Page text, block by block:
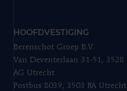
HOOFDVESTIGING
Berenschot Groep B.V.
Van Deventerlaan 31-51, 3528
AG Utrecht
Postbus 8039, 3503 RA Utrecht